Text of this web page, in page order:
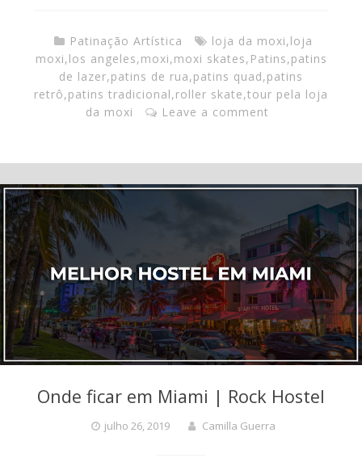
Patinação Artística loja da moxi,loja
moxi,los angeles,moxi,moxi skates, Patins,patins
de lazer,patins de rua,patins quad,patins
retrô,patins tradicional,roller skate,tour pela loja
da moxi
Leave a comment
Onde ficar em Miami | Rock Hostel
julho 26, 2019 Camilla Guerra